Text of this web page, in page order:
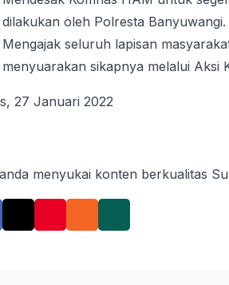
dilakukan oleh Polresta Banyuwangi.
Mengajak seluruh lapisan
menyuarakan sikapnya melalui Aksi
27 Januari 2022
menyukai konten berkualitas